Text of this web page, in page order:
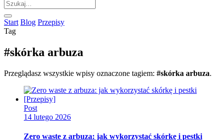
Start Blog Przepisy
Tag
#skórka arbuza
Przeglądasz wszystkie wpisy oznaczone tagiem: #skórka arbuza.
Post
14 lutego 2026
Zero waste z arbuza: jak wykorzystać skórkę i pestki